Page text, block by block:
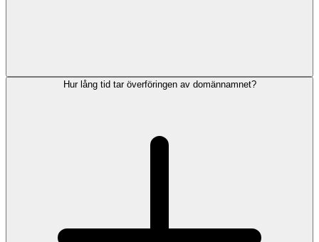
Hur lång tid tar överföringen av domännamnet?